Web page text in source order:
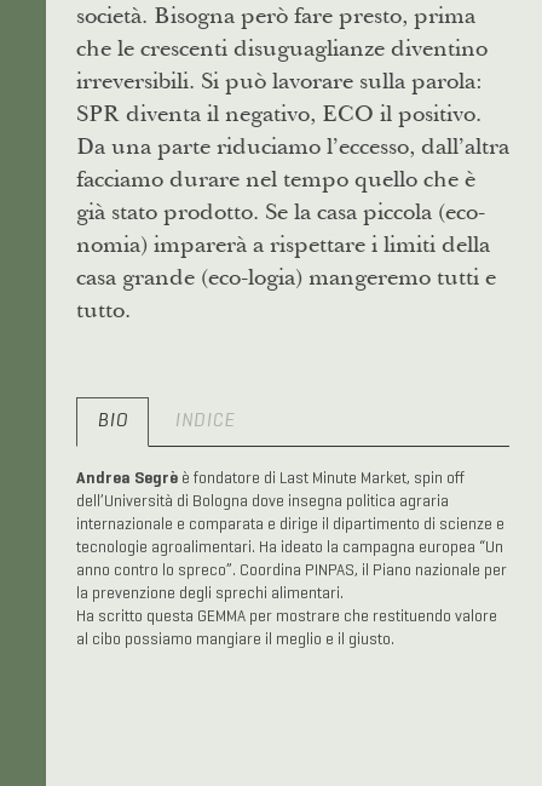
società. Bisogna però fare presto, prima
che le crescenti disuguaglianze diventino
irreversibili. Si può lavorare sulla parola:
SPR diventa il negativo, ECO il positivo.
Da una parte riduciamo l’eccesso, dall’altra
facciamo durare nel tempo quello che è
già stato prodotto. Se la casa piccola (eco-
nomia) imparerà a rispettare i limiti della
casa grande (eco-logia) mangeremo tutti e
tutto.
BIO INDICE
Andrea Segrèè fondatore di Last Minute Market, spin off
dell’Università di Bologna dove insegna politica agraria
internazionale e comparata e dirige il dipartimento di scienze e
tecnologie agroalimentari. Ha ideato la campagna europea “Un
anno contro lo spreco”. Coordina PINPAS, il Piano nazionale per
la prevenzione degli sprechi alimentari.
Ha scritto questa GEMMA per mostrare che restituendo valore
al cibo possiamo mangiare il meglio e il giusto.